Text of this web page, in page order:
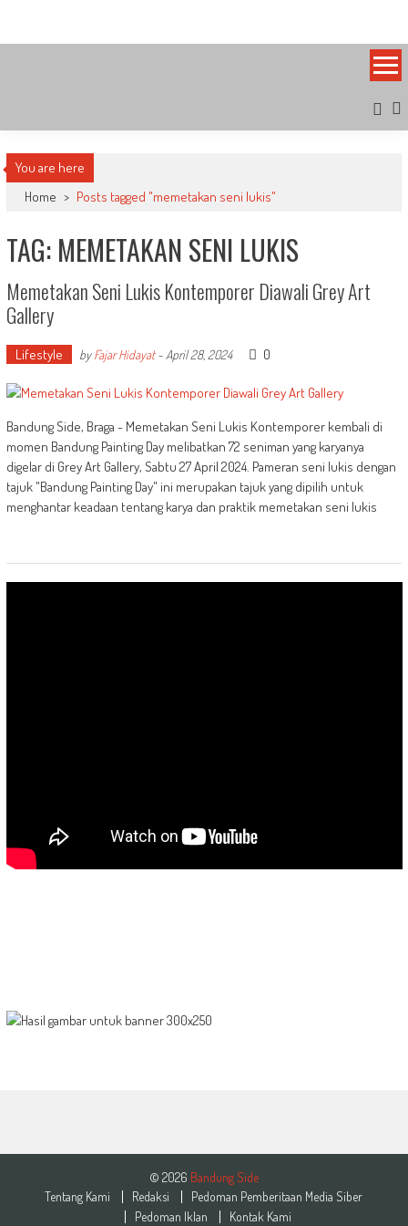
content
You are here
Home > Posts tagged "memetakan seni lukis"
TAG: MEMETAKAN SENI LUKIS
Memetakan Seni Lukis Kontemporer Diawali Grey Art
Gallery
Lifestyle byFajar Hidayat- April 28, 2024 0
Bandung Side, Braga - Memetakan Seni Lukis Kontemporer kembali di
momen Bandung Painting Day melibatkan 72 seniman yang karyanya
digelar di Grey Art Gallery, Sabtu 27 April 2024. Pameran seni lukis dengan
tajuk "Bandung Painting Day" ini merupakan tajuk yang dipilih untuk
menghantar keadaan tentang karya dan praktik memetakan seni lukis
© 2026 Bandung Side
Tentang Kami
Redaksi
Pedoman Pemberitaan Media Siber
Pedoman Iklan
Kontak Kami